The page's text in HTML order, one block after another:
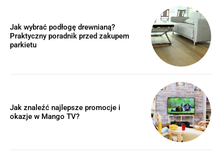
Jak wybrać podłogę drewnianą?
Praktyczny poradnik przed zakupem
parkietu
Jak znaleźć najlepsze promocje i
okazje w Mango TV?